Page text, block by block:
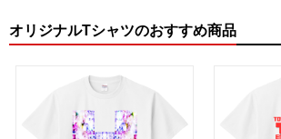
オリジナルTシャツのおすすめ商品